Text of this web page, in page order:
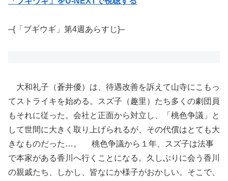
–{「ブギウギ」第4週あらすじ}–
大和礼子（蒼井優）は、待遇改善を訴えて山寺にこもっ
てストライキを始める。スズ子（趣里）たち多くの劇団員
もそれに従った。会社と正面から対立し、「桃色争議」と
して世間に大きく取り上げられるが、その代償はとても大
きなものだった…。 桃色争議から１年、スズ子は法事
で本家がある香川へ行くことになる。久しぶりに会う香川
の親戚たち、しかし、皆なにか様子がおかしい。そこで、